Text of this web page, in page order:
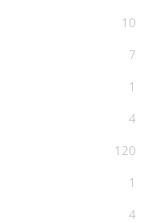
10
7
1
4
120
1
4